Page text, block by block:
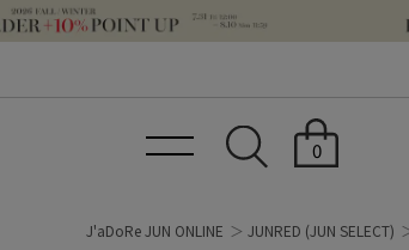
0
J'aDoRe JUN ONLINE JUNRED (JUN SELECT)